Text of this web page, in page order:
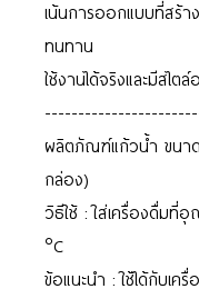
เน้นการออกแบบที่สร้า
ทนทาน
ใช้งานได้จริงและมีสไต
ผลิตภัณฑ์แก้วน้ำ ขนา
กล่อง)
วิธีใช้ : ใส่เครื่องดื่มที่
°C
ข้อแนะนำ : ใช้ได้กับเค